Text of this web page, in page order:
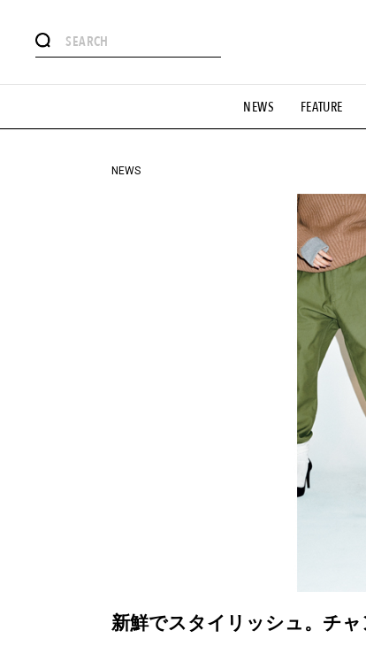
NEWS FEATURE
#憧れの逸品 #ESSENTIAL
#GH 銘品の所以 #フイナムのYouTube #Commune
#HANDSOME HANDBOOK
NEWS
新鮮でスタイリッシュ。チ